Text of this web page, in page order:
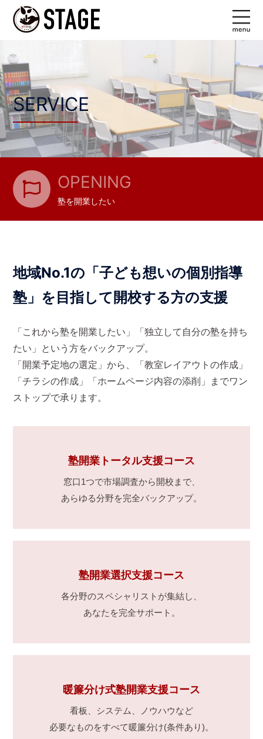
ツ
へ
ス
キ
ッ
プ
SERVICE
OPENING
塾を開業したい
地域No.1の「子ども想いの個別指導
塾」を目指して開校する方の支援
「これから塾を開業したい」「独立して自分の塾を持ち
たい」という方をバックアップ。
「開業予定地の選定」から、「教室レイアウトの作成」
「チラシの作成」「ホームページ内容の添削」までワン
ストップで承ります。
塾開業トータル支援コース
窓口1つで市場調査から開校まで、
あらゆる分野を完全バックアップ。
塾開業選択支援コース
各分野のスペシャリストが集結し、
あなたを完全サポート。
暖簾分け式塾開業支援コース
看板、システム、ノウハウなど
必要なものをすべて暖簾分け(条件あり)。